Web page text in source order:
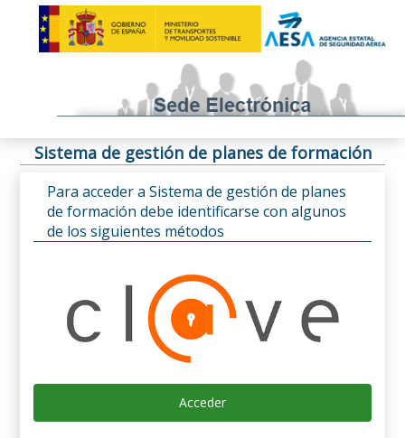
Sistema de gestión de planes de formación
Para acceder a Sistema de gestión de planes
de formación debe identificarse con algunos
de los siguientes métodos
Acceder